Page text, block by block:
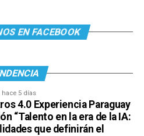
EN FACEBOOK
hace 5 días
4.0 Experiencia Paraguay
“Talento en la era de la IA:
que definirán el